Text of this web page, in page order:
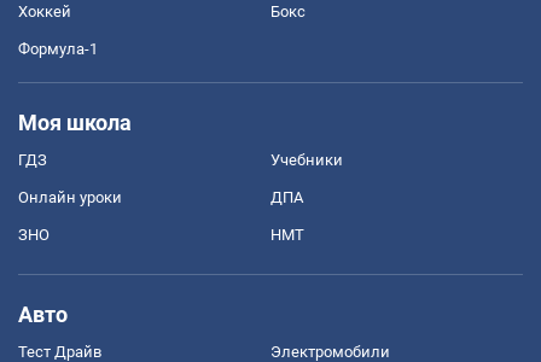
Хоккей Бокс
Формула-1
Моя школа
ГДЗ Учебники
Онлайн уроки ДПА
ЗНО НМТ
Авто
Тест Драйв Электромобили